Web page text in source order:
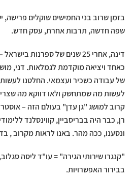
בזמן שרוב בני החמישים שוקלים
שפה חדשה, תרבות אחרת, עסק חדש.
דינה, אחרי 25 שנים של ספרנות
של עבודה כשכיר ועצמאי. החלטנו לעשות
לעשות מה שמתחשק ולאו דווקא מה
קרוב למושג "גן עדן" בעולם הזה –
רן, כבר היה בבריסביין, קווינסלנד
ונסענו, ככה מהר. באנו לראות מקרוב ,
"קנגרו שירותי הגירה" = עו"ד ליסה
בבירור האפשרויות.